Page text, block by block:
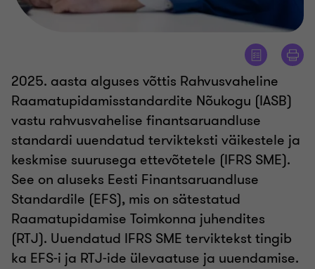
2025. aasta alguses võttis Rahvusvaheline
Raamatupidamisstandardite Nõukogu (IASB)
vastu rahvusvahelise finantsaruandluse
standardi uuendatud tervikteksti väikestele ja
keskmise suurusega ettevõtetele (IFRS SME).
See on aluseks Eesti Finantsaruandluse
Standardile (EFS), mis on sätestatud
Raamatupidamise Toimkonna juhendites
(RTJ). Uuendatud IFRS SME terviktekst tingib
ka EFS-i ja RTJ-ide ülevaatuse ja uuendamise.